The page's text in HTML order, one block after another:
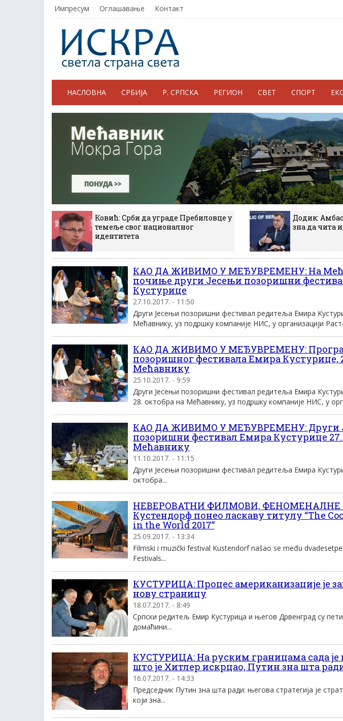
Импресум Оглашавање Контакт
НАСЛОВНА СРБИЈА Р. СРПСКА РЕГИОН СВЕТ СПОРТ
Ковић: Срби да уграде Пребиловце у
темеље свог националног
идентитета
Додик:
зна да чита
КАО ДА ЖИВИМО У МЕЂУВРЕМЕНУ: На
почиње други Јесењи позоришни
Кустурице
27.10.2017. - 11:50
Други Јесењи позоришни фестивал редитеља Емира
Мећавнику, уз подршку компаније НИС, у организацији
КАО ДА ЖИВИМО У МЕЂУВРЕМЕНУ:
позоришног фестивала Емира Кустурице,
Мећавнику
25.10.2017. - 9:59
Други Јесењи позоришни фестивал редитеља Емира
28. октобра на Мећавнику, уз подршку компаније НИС, у
КАО ДА ЖИВИМО У МЕЂУВРЕМЕНУ: Други
позоришни фестивал Емира Кустурице 27.
Мећавнику
11.10.2017. - 11:15
Други Јесењи позоришни фестивал редитеља Емира
октобра...
НЕВЕРОВАТНИ ФИЛМОВИ, ФЕНОМЕНАЛНЕ
Кустендорф понео ласкаву титулу “The
in the World 2017”
25.09.2017. - 13:34
Filmski i muzički festival Kustendorf našao se među
Festivals...
КУСТУРИЦА: Процес американизације је
нову страницу
18.07.2017. - 8:49
Српски редитељ Емир Кустурица и његов Дрвенград су
домаћини...
КУСТУРИЦА: На руским границама сада је
што је Хитлер искрцао, Путин зна шта
16.07.2017. - 14:33
Председник Путин зна шта ради: његова стратегија је
који зна...